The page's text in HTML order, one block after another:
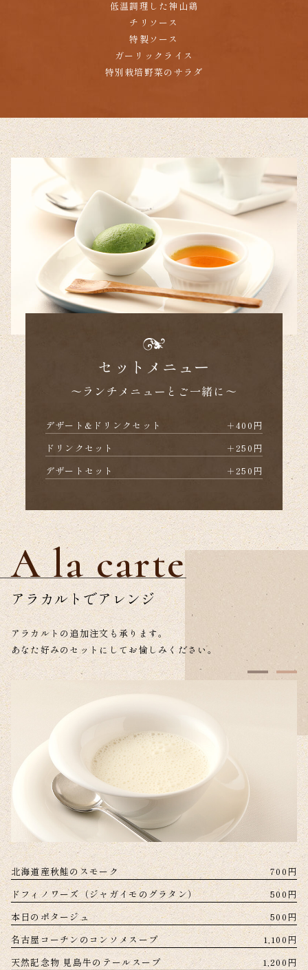
低温調理した神山鶏
チリソース
特製ソース
ガーリックライス
特別栽培野菜のサラダ
セットメニュー
～ランチメニューとご一緒に～
デザート&ドリンクセット
＋400円
ドリンクセット
＋250円
デザートセット
＋250円
A la carte
アラカルトでアレンジ
アラカルトの追加注文も承ります。
あなた好みのセットにしてお愉しみください。
北海道産秋鮭のスモーク
700円
ドフィノワーズ（ジャガイモのグラタン）
500円
本日のポタージュ
500円
名古屋コーチンのコンソメスープ
1,100円
天然記念物 見島牛のテールスープ
1,200円